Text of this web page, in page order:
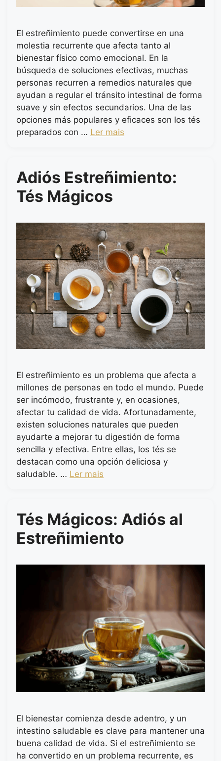
El estreñimiento puede convertirse en una
molestia recurrente que afecta tanto al
bienestar físico como emocional. En la
búsqueda de soluciones efectivas, muchas
personas recurren a remedios naturales que
ayudan a regular el tránsito intestinal de forma
suave y sin efectos secundarios. Una de las
opciones más populares y eficaces son los tés
preparados con … Ler mais
Adiós Estreñimiento:
Tés Mágicos
El estreñimiento es un problema que afecta a
millones de personas en todo el mundo. Puede
ser incómodo, frustrante y, en ocasiones,
afectar tu calidad de vida. Afortunadamente,
existen soluciones naturales que pueden
ayudarte a mejorar tu digestión de forma
sencilla y efectiva. Entre ellas, los tés se
destacan como una opción deliciosa y
saludable. … Ler mais
Tés Mágicos: Adiós al
Estreñimiento
El bienestar comienza desde adentro, y un
intestino saludable es clave para mantener una
buena calidad de vida. Si el estreñimiento se
ha convertido en un problema recurrente, es